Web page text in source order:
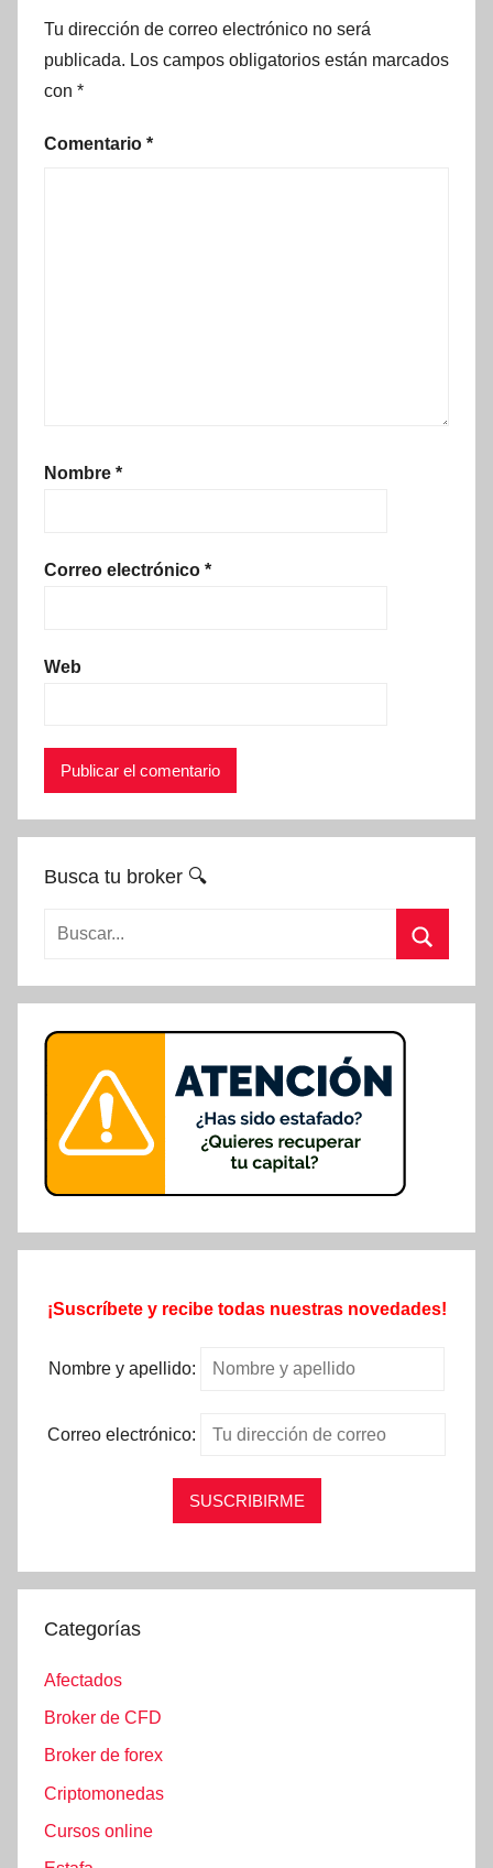
Tu dirección de correo electrónico no será
publicada. Los campos obligatorios están marcados
con *
Comentario *
Nombre *
Correo electrónico *
Web
Busca tu broker 🔍
Buscar:
¡Suscríbete y recibe todas nuestras novedades!
Nombre y apellido:
Correo electrónico:
Categorías
Afectados
Broker de CFD
Broker de forex
Criptomonedas
Cursos online